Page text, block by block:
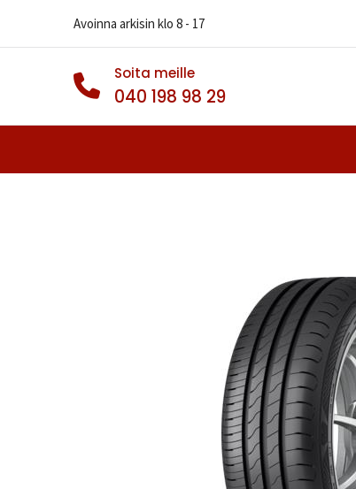
Avoinna arkisin klo 8 - 17
Soita meille
040 198 98 29